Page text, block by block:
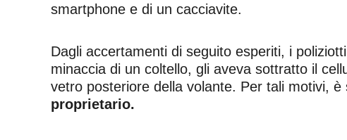
smartphone e di un cacciavite.
Dagli accertamenti di seguito esperiti, i
minaccia di un coltello, gli aveva sottratto il
vetro posteriore della volante. Per tali motivi,
proprietario.